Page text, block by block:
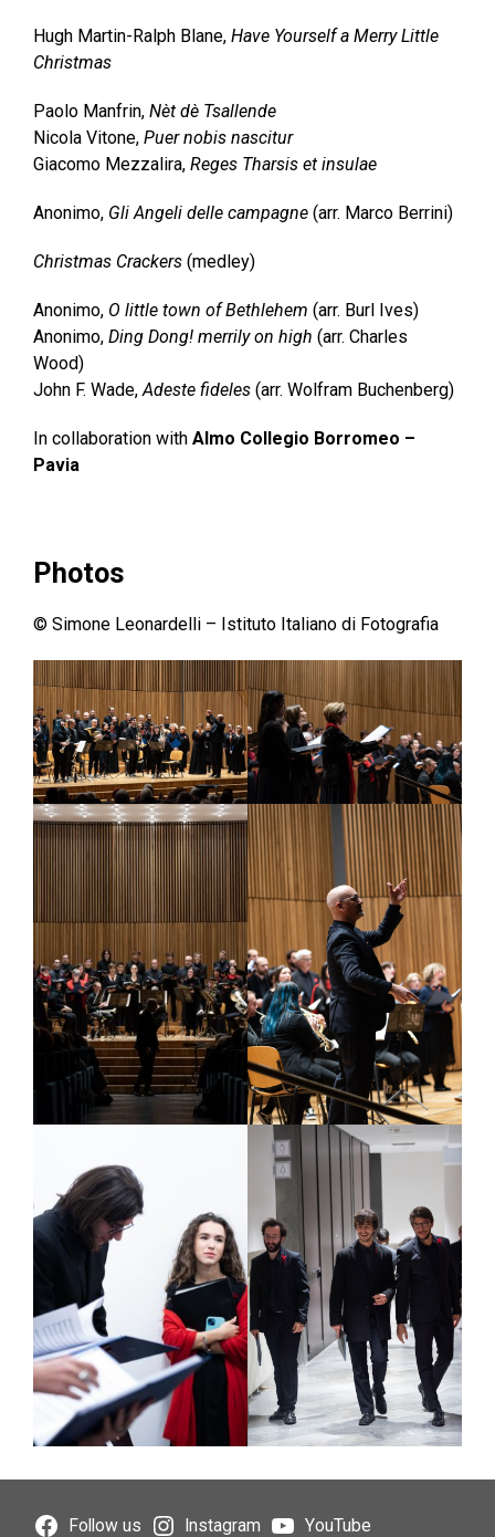
Hugh Martin-Ralph Blane, Have Yourself a Merry Little
Christmas
Paolo Manfrin, Nèt dè Tsallende
Nicola Vitone, Puer nobis nascitur
Giacomo Mezzalira, Reges Tharsis et insulae
Anonimo, Gli Angeli delle campagne (arr. Marco Berrini)
Christmas Crackers (medley)
Anonimo, O little town of Bethlehem (arr. Burl Ives)
Anonimo, Ding Dong! merrily on high (arr. Charles
Wood)
John F. Wade,Adeste fideles (arr. Wolfram Buchenberg)
In collaboration with Almo Collegio Borromeo –
Pavia
Photos
© Simone Leonardelli – Istituto Italiano di Fotografia
Follow us Instagram YouTube